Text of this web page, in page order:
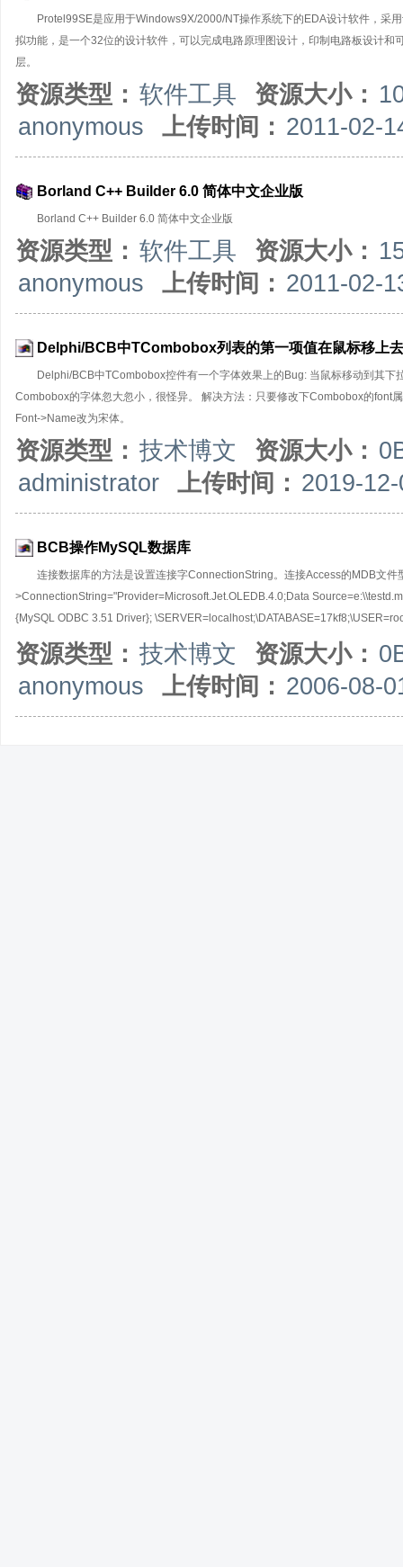
Protel99SE是应用于Windows9X/2000/NT操作系统下的EDA设计软件，采
拟功能，是一个32位的设计软件，可以完成电路原理图设计，印制电路板设计
层。
资源类型： 软件工具 资源大小：
anonymous
上传时间： 2011-02-
Borland C++ Builder 6.0 简体中文企业版
Borland C++ Builder 6.0 简体中文企业版
资源类型： 软件工具 资源大小：
anonymous
上传时间： 2011-02-
Delphi/BCB中TCombobox列表的第一项值在鼠标移上
Delphi/BCB中TCombobox控件有一个字体效果上的Bug: 当鼠标移动到其
Combobox的字体忽大忽小，很怪异。 解决方法：只要修改下Combobox的
Font->Name改为宋体。
资源类型： 技术博文 资源大小：
administrator
上传时间： 2019-
BCB操作MySQL数据库
连接数据库的方法是设置连接字ConnectionString。连接Access的MDB文件
>ConnectionString="Provider=Microsoft.Jet.OLEDB.4.0;Data
{MySQL ODBC 3.51 Driver};
本号3.51是指ODBC for MySQL的版本，并不是MySQL的版本，两者不是一回
set Error=0 where id>1");ADOQuery1->ExecSQL(
资源类型： 技术博文 资源大小：
anonymous
上传时间： 2006-08-